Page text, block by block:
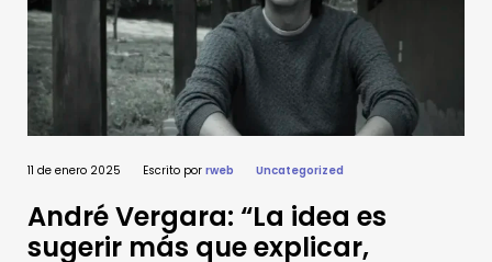
11 de enero 2025 Escrito por rweb Uncategorized
André Vergara: “La idea es
sugerir más que explicar,